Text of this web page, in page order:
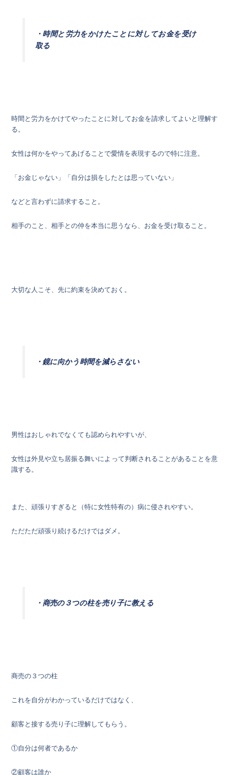
・時間と労力をかけたことに対してお金を受け
取る
時間と労力をかけてやったことに対してお金を請求してよいと理解す
る。
女性は何かをやってあげることで愛情を表現するので特に注意。
「お金じゃない」「自分は損をしたとは思っていない」
などと言わずに請求すること。
相手のこと、相手との仲を本当に思うなら、お金を受け取ること。
大切な人こそ、先に約束を決めておく。
・鏡に向かう時間を減らさない
男性はおしゃれでなくても認められやすいが、
女性は外見や立ち居振る舞いによって判断されることがあることを意
識する。
また、頑張りすぎると（特に女性特有の）病に侵されやすい。
ただただ頑張り続けるだけではダメ。
・商売の３つの柱を売り子に教える
商売の３つの柱
これを自分がわかっているだけではなく、
顧客と接する売り子に理解してもらう。
①自分は何者であるか
②顧客は誰か